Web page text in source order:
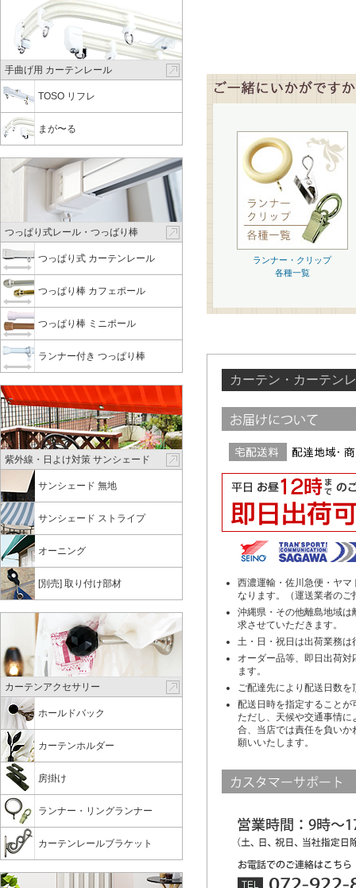
ランナー・クリップ
各種一覧
カーテン・カーテン
西濃運輸・佐川急便・ヤ
なります。（運送業者のご
沖縄県・その他離島地域
求させていただきます。
土・日・祝日は出荷業務は
オーダー品等、即日出荷
ます。
ご配達先により配送日数
配送日時を指定することが
ただし、天候や交通事情
合、当店では責任を負い
願いいたします。
手曲げ用 カーテンレール
TOSO リフレ
まが〜る
つっぱり式レール・つっばり棒
つっぱり式 カーテンレール
つっぱり棒 カフェポール
つっぱり棒 ミニポール
ランナー付き つっぱり棒
紫外線・日よけ対策 サンシェード
サンシェード 無地
サンシェード ストライプ
オーニング
[別売] 取り付け部材
カーテンアクセサリー
ホールドバック
カーテンホルダー
房掛け
ランナー・リングランナー
カーテンレールブラケット